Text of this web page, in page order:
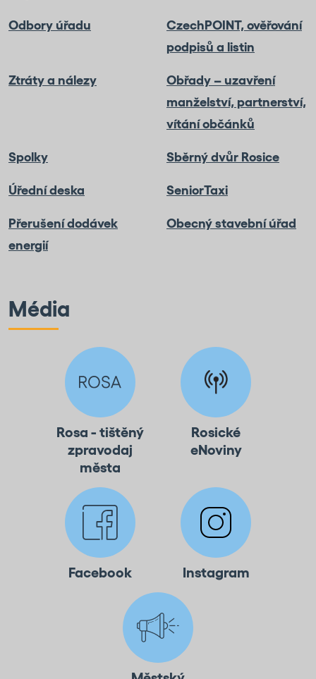
Odbory úřadu
CzechPOINT, ověřování
podpisů a listin
Ztráty a nálezy
Obřady – uzavření
manželství, partnerství,
vítání občánků
Spolky Sběrný dvůr Rosice
Úřední deska SeniorTaxi
Přerušení dodávek
energií
Obecný stavební úřad
Média
Rosa - tištěný
zpravodaj
města
Rosické
eNoviny
Facebook Instagram